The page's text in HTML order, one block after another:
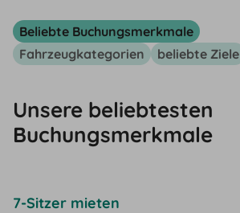
Beliebte Buchungsmerkmale
Fahrzeugkategorien
beliebte Ziele
Unsere beliebtesten
Buchungsmerkmale
7-Sitzer mieten